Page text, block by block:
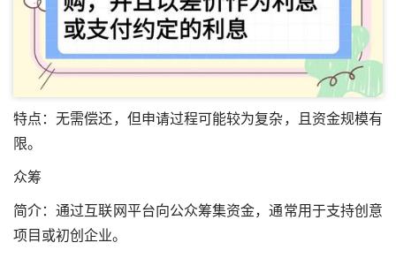
特点：无需偿还，但申请过程可能较为复杂，且资金规模有
限。
众筹
简介：通过互联网平台向公众筹集资金，通常用于支持创意
项目或初创企业。